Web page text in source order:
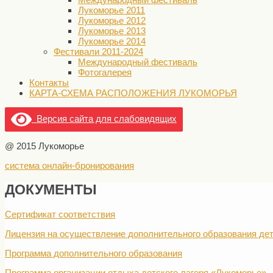
Лукоморье 2011
Лукоморье 2012
Лукоморье 2013
Лукоморье 2014
Фестивали 2011-2024
Международный фестиваль
Фотогалерея
Контакты
КАРТА-СХЕМА РАСПОЛОЖЕНИЯ ЛУКОМОРЬЯ
Версия сайта для слабовидящих
@ 2015 Лукоморье
система онлайн-бронирования
ДОКУМЕНТЫ
Сертификат соответствия
Лицензия на осуществление дополнительного образования
Программа дополнительного образования